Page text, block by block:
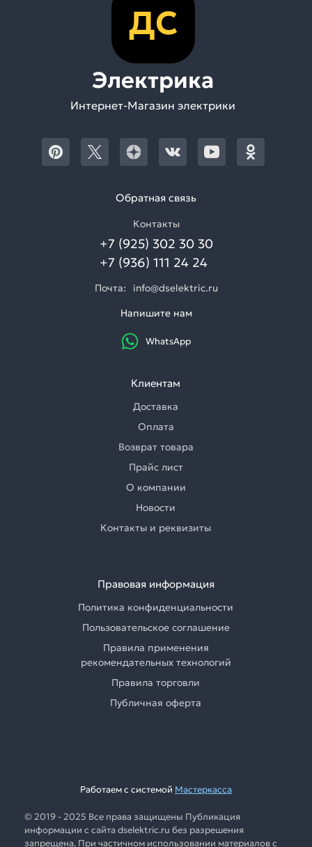
ДС
Электрика
Интернет-Магазин электрики
Обратная связь
Контакты
+7 (925) 302 30 30
+7 (936) 111 24 24
Почта:
info@dselektric.ru
Напишите нам
WhatsApp
Клиентам
Доставка
Оплата
Возврат товара
Прайс лист
О компании
Новости
Контакты и реквизиты
Правовая информация
Политика конфиденциальности
Пользовательское соглашение
Правила применения
рекомендательных технологий
Правила торговли
Публичная оферта
Работаем с системой Мастеркасса
© 2019 - 2025 Все права защищены Публикация
информации с сайта dselektric.ru без разрешения
запрещена. При частичном использовании материалов с